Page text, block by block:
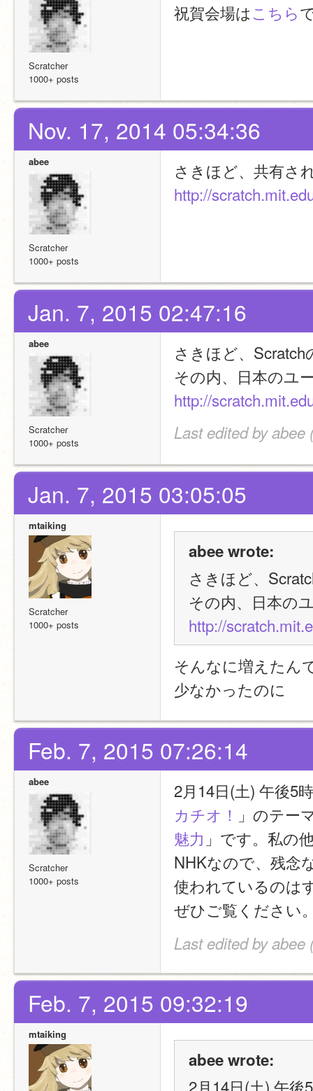
Scratcher
1000+ posts
祝賀会場はこちら
Nov. 17, 2014 05:34:36
abee
Scratcher
1000+ posts
さきほど、共有さ
http://
Jan. 7, 2015 02:47:16
abee
Scratcher
1000+ posts
さきほど、
その内、日本のユ
http://
Last edited by abee
Jan. 7, 2015 03:05:05
mtaiking
Scratcher
1000+ posts
abee wrote:
さきほど、
その内、日本の
http://
そんなに増えたん
少なかったのに
Feb. 7, 2015 07:26:14
abee
Scratcher
1000+ posts
2月14日(土) 午後5
カチオ！ 」のテー
魅力 」です。私の
NHKなので、残念
使われているのは
ぜひご覧ください
Last edited by abee
Feb. 7, 2015 09:32:19
mtaiking
abee wrote:
2月14日(土) 午